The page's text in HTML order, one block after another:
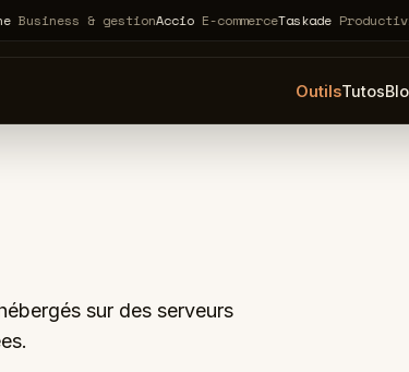
& gestionAccioE-commerceTaskadeProductivité
OutilsTutos
sur des serveurs